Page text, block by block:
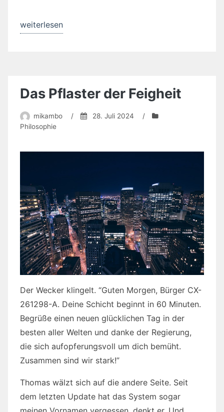
„Als
weiterlesen
Das Pflaster der Feigheit
mikambo / 28. Juli 2024
/
Philosophie
Der Wecker klingelt. “Guten Morgen, Bürger CX-
261298-A. Deine Schicht beginnt in 60 Minuten.
Begrüße einen neuen glücklichen Tag in der
besten aller Welten und danke der Regierung,
die sich aufopferungsvoll um dich bemüht.
Zusammen sind wir stark!”
Thomas wälzt sich auf die andere Seite. Seit
dem letzten Update hat das System sogar